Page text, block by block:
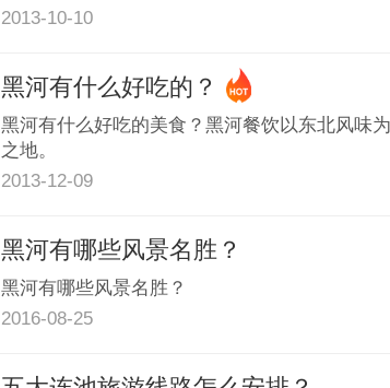
2013-10-10
黑河有什么好吃的？
黑河有什么好吃的美食？黑河餐饮以东北风味
之地。
2013-12-09
黑河有哪些风景名胜？
黑河有哪些风景名胜？
2016-08-25